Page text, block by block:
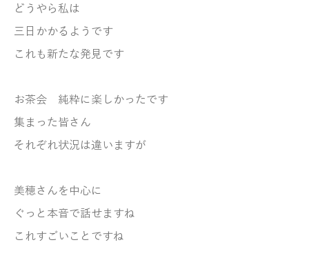
どうやら私は
三日かかるようです
これも新たな発見です
お茶会 純粋に楽しかったです
集まった皆さん
それぞれ状況は違いますが
美穂さんを中心に
ぐっと本音で話せますね
これすごいことですね